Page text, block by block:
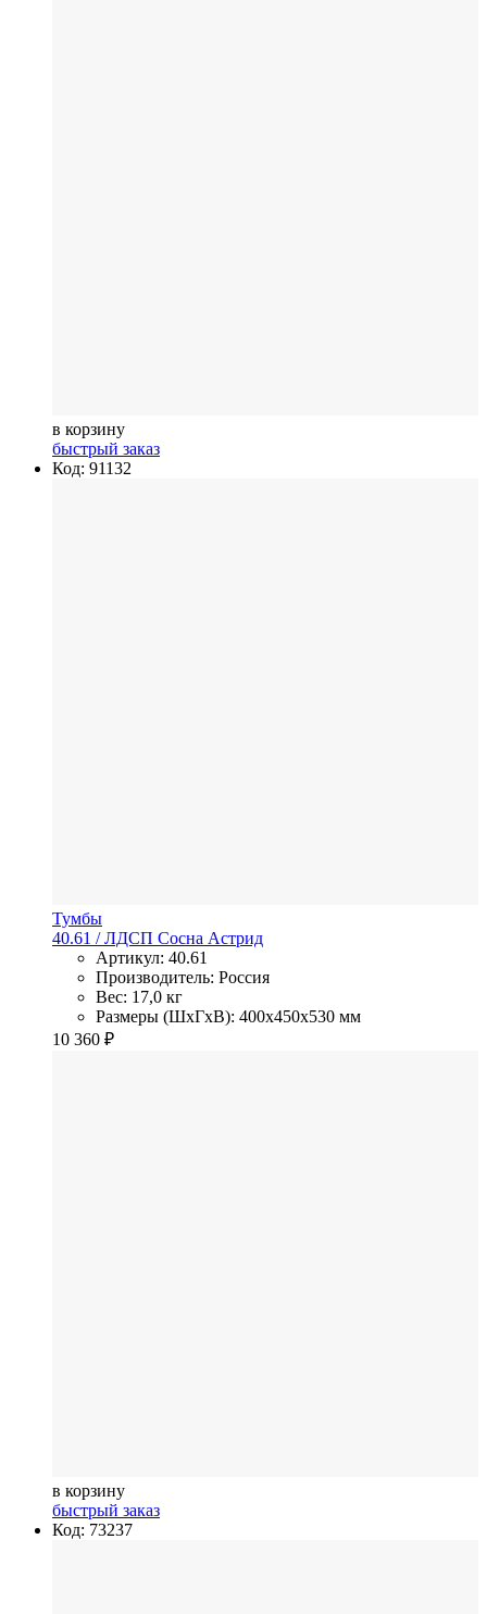
в корзину
быстрый заказ
Код: 91132
Тумбы
40.61 / ЛДСП Сосна Астрид
Артикул: 40.61
Производитель: Россия
Вес: 17,0 кг
Размеры (ШхГхВ): 400x450x530 мм
10 360 ₽
в корзину
быстрый заказ
Код: 73237